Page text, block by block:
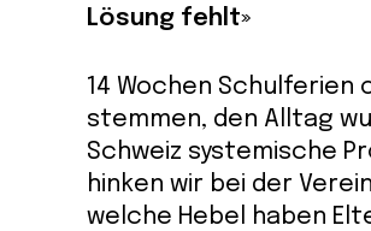
Lösung fehlt»
14 Wochen Schulferien
stemmen, den Alltag
Schweiz systemische
hinken wir bei der
welche Hebel haben